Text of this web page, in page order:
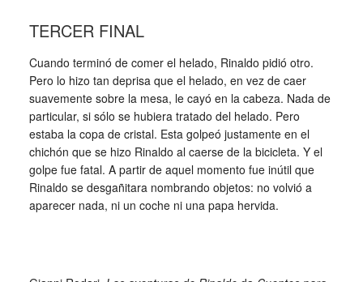
TERCER FINAL
Cuando terminó de comer el helado, Rinaldo pidió otro.
Pero lo hizo tan deprisa que el helado, en vez de caer
suavemente sobre la mesa, le cayó en la cabeza. Nada de
particular, si sólo se hubiera tratado del helado. Pero
estaba la copa de cristal. Esta golpeó justamente en el
chichón que se hizo Rinaldo al caerse de la bicicleta. Y el
golpe fue fatal. A partir de aquel momento fue inútil que
Rinaldo se desgañitara nombrando objetos: no volvió a
aparecer nada, ni un coche ni una papa hervida.